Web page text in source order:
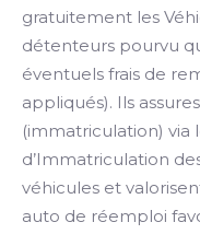
gratuitement les
détenteurs pourvu
éventuels frais de
appliqués). Ils
(immatriculation) via
d’Immatriculation
véhicules et
auto de réemploi